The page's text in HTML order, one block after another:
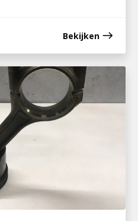
Bekijken east
ACTROS MP4